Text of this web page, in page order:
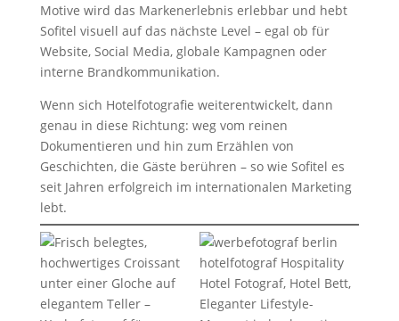
Motive wird das Markenerlebnis erlebbar und hebt
Sofitel visuell auf das nächste Level – egal ob für
Website, Social Media, globale Kampagnen oder
interne Brandkommunikation.
Wenn sich Hotelfotografie weiterentwickelt, dann
genau in diese Richtung: weg vom reinen
Dokumentieren und hin zum Erzählen von
Geschichten, die Gäste berühren – so wie Sofitel es
seit Jahren erfolgreich im internationalen Marketing
lebt.